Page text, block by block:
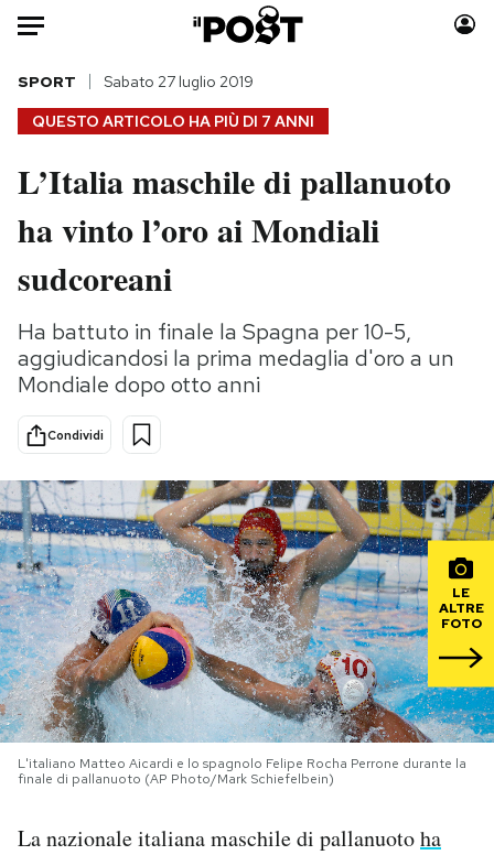
Auto
HOME
Italia
Politica
Tecnologia
Scienza
Cultura
Sport
Moda
Consumismi
Media
Europa
PODCAST
NEWSLETTER
I MIEI PREFERITI
SHOP
CALENDARIO
QUESTO ARTICOLO HA PIÙ DI 7 ANNI
SPORT Sabato 27 luglio 2019
L’Italia maschile di pallanuoto
ha vinto l’oro ai Mondiali
sudcoreani
Ha battuto in finale la Spagna per 10-5,
aggiudicandosi la prima medaglia d'oro a un
Mondiale dopo otto anni
Condividi
LE
ALTRE
FOTO
L'italiano Matteo Aicardi e lo spagnolo Felipe Rocha Perrone durante la
finale di pallanuoto (AP Photo/Mark Schiefelbein)
La nazionale italiana maschile di pallanuotoha